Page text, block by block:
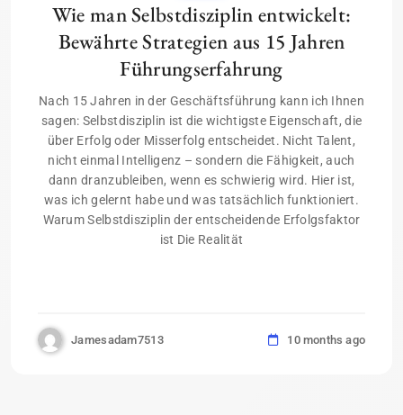
Wie man Selbstdisziplin entwickelt:
Bewährte Strategien aus 15 Jahren
Führungserfahrung
Nach 15 Jahren in der Geschäftsführung kann ich Ihnen
sagen: Selbstdisziplin ist die wichtigste Eigenschaft, die
über Erfolg oder Misserfolg entscheidet. Nicht Talent,
nicht einmal Intelligenz – sondern die Fähigkeit, auch
dann dranzubleiben, wenn es schwierig wird. Hier ist,
was ich gelernt habe und was tatsächlich funktioniert.
Warum Selbstdisziplin der entscheidende Erfolgsfaktor
ist Die Realität
Jamesadam7513 10 months ago